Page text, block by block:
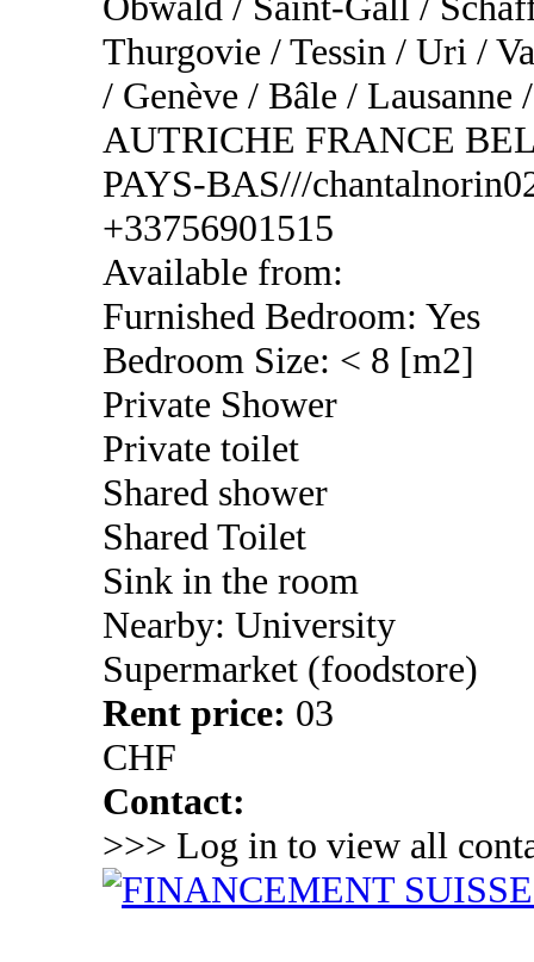
Thurgovie / Tessin / Uri /
/ Genève / Bâle /
AUTRICHE FRANCE
PAYS-BAS///
+33756901515
Available from:
Furnished Bedroom: Yes
Bedroom Size: < 8 [m2]
Private Shower
Private toilet
Shared shower
Shared Toilet
Sink in the room
Nearby: University
Supermarket (foodstore)
Rent price: 03
CHF
Contact:
>>> Log in to view all